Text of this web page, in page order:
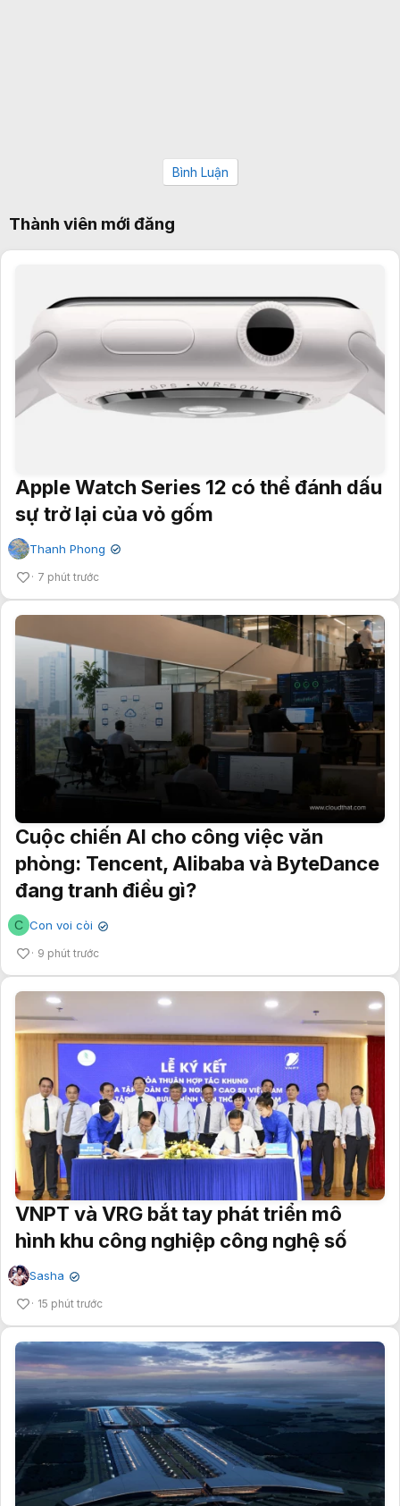
Bình Luận
Thành viên mới đăng
Apple Watch Series 12 có thể đánh dấu
sự trở lại của vỏ gốm
Thanh Phong ✔
7 phút trước
Cuộc chiến AI cho công việc văn
phòng: Tencent, Alibaba và ByteDance
đang tranh điều gì?
C Con voi còi ✔
9 phút trước
VNPT và VRG bắt tay phát triển mô
hình khu công nghiệp công nghệ số
Sasha ✔
15 phút trước